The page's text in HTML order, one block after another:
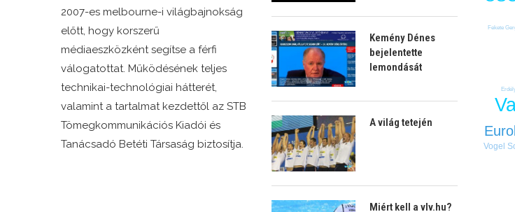
2007-es melbourne-i világbajnokság
előtt, hogy korszerű
médiaeszközként segítse a férfi
válogatottat. Működésének teljes
technikai-technológiai hátterét,
valamint a tartalmat kezdettől az STB
Tömegkommunikációs Kiadói és
Tanácsadó Betéti Társaság biztosítja.
Kemény Dénes
bejelentette
lemondását
A világ tetején
Miért kell a vlv.hu?
Vogel
Fekete